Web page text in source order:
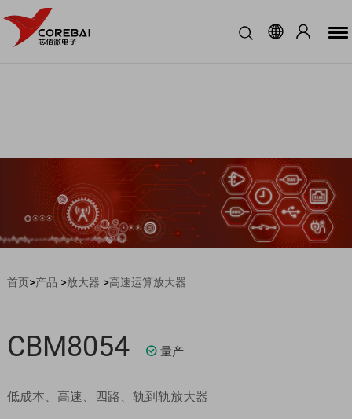
首页>产品 >放大器 >高速运算放大器
CBM8054 量产
低成本、高速、四路、轨到轨放大器